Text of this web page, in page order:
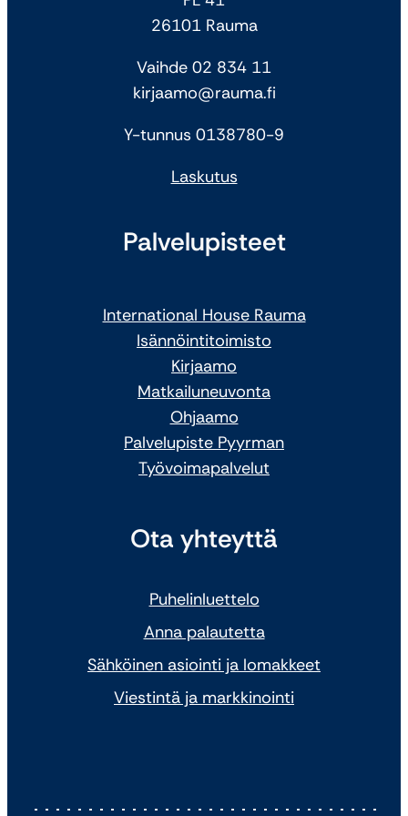
26101 Rauma
Vaihde 02 834 11
kirjaamo@rauma.fi
Y-tunnus 0138780-9
Laskutus
Palvelupisteet
International House Rauma
Isännöintitoimisto
Kirjaamo
Matkailuneuvonta
Ohjaamo
Palvelupiste Pyyrman
Työvoimapalvelut
Ota yhteyttä
Puhelinluettelo
Anna palautetta
Sähköinen asiointi ja lomakkeet
Viestintä ja markkinointi